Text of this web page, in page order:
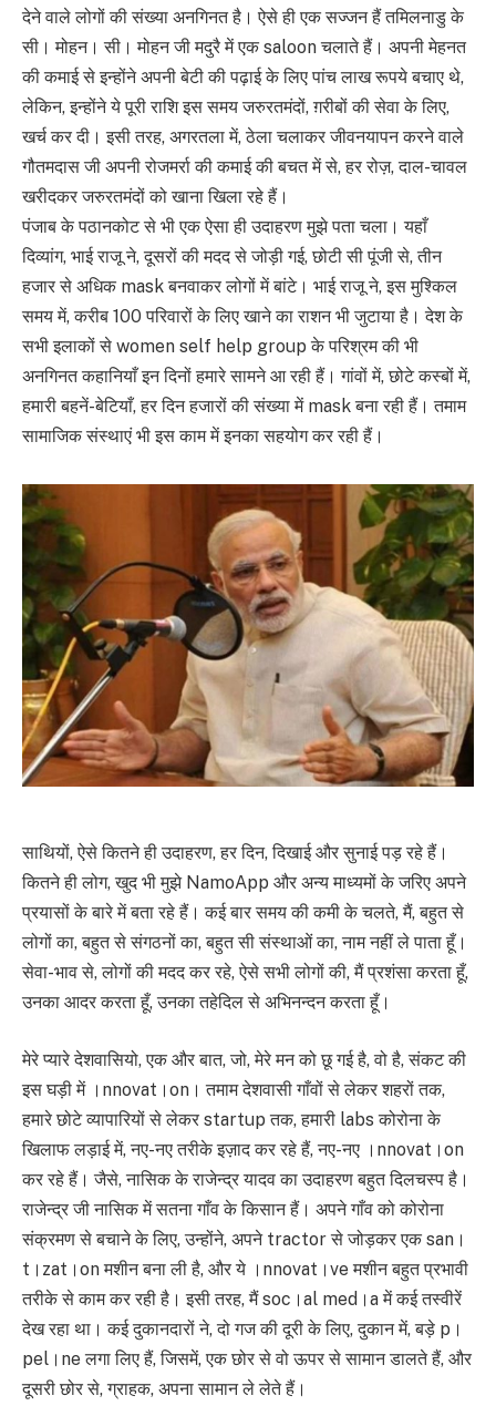
देने वाले लोगों की संख्या अनगिनत है। ऐसे ही एक सज्जन हैं तमिलनाडु के
सी। मोहन। सी। मोहन जी मदुरै में एक saloon चलाते हैं। अपनी मेहनत
की कमाई से इन्होंने अपनी बेटी की पढ़ाई के लिए पांच लाख रूपये बचाए थे,
लेकिन, इन्होंने ये पूरी राशि इस समय जरुरतमंदों, ग़रीबों की सेवा के लिए,
खर्च कर दी। इसी तरह, अगरतला में, ठेला चलाकर जीवनयापन करने वाले
गौतमदास जी अपनी रोजमर्रा की कमाई की बचत में से, हर रोज़, दाल-चावल
खरीदकर जरुरतमंदों को खाना खिला रहे हैं।
पंजाब के पठानकोट से भी एक ऐसा ही उदाहरण मुझे पता चला। यहाँ
दिव्यांग, भाई राजू ने, दूसरों की मदद से जोड़ी गई, छोटी सी पूंजी से, तीन
हजार से अधिक mask बनवाकर लोगों में बांटे। भाई राजू ने, इस मुश्किल
समय में, करीब 100 परिवारों के लिए खाने का राशन भी जुटाया है। देश के
सभी इलाकों से women self help group के परिश्रम की भी
अनगिनत कहानियाँ इन दिनों हमारे सामने आ रही हैं। गांवों में, छोटे कस्बों में,
हमारी बहनें-बेटियाँ, हर दिन हजारों की संख्या में mask बना रही हैं। तमाम
सामाजिक संस्थाएं भी इस काम में इनका सहयोग कर रही हैं।
साथियों, ऐसे कितने ही उदाहरण, हर दिन, दिखाई और सुनाई पड़ रहे हैं।
कितने ही लोग, खुद भी मुझे NamoApp और अन्य माध्यमों के जरिए अपने
प्रयासों के बारे में बता रहे हैं। कई बार समय की कमी के चलते, मैं, बहुत से
लोगों का, बहुत से संगठनों का, बहुत सी संस्थाओं का, नाम नहीं ले पाता हूँ।
सेवा-भाव से, लोगों की मदद कर रहे, ऐसे सभी लोगों की, मैं प्रशंसा करता हूँ,
उनका आदर करता हूँ, उनका तहेदिल से अभिनन्दन करता हूँ।
मेरे प्यारे देशवासियो, एक और बात, जो, मेरे मन को छू गई है, वो है, संकट की
इस घड़ी में ।nnovat।on। तमाम देशवासी गाँवों से लेकर शहरों तक,
हमारे छोटे व्यापारियों से लेकर startup तक, हमारी labs कोरोना के
खिलाफ लड़ाई में, नए-नए तरीके इज़ाद कर रहे हैं, नए-नए ।nnovat।on
कर रहे हैं। जैसे, नासिक के राजेन्द्र यादव का उदाहरण बहुत दिलचस्प है।
राजेन्द्र जी नासिक में सतना गाँव के किसान हैं। अपने गाँव को कोरोना
संक्रमण से बचाने के लिए, उन्होंने, अपने tractor से जोड़कर एक san।
t।zat।on मशीन बना ली है, और ये ।nnovat।ve मशीन बहुत प्रभावी
तरीके से काम कर रही है। इसी तरह, मैं soc।al med।a में कई तस्वीरें
देख रहा था। कई दुकानदारों ने, दो गज की दूरी के लिए, दुकान में, बड़े p।
pel।ne लगा लिए हैं, जिसमें, एक छोर से वो ऊपर से सामान डालते हैं, और
दूसरी छोर से, ग्राहक, अपना सामान ले लेते हैं।